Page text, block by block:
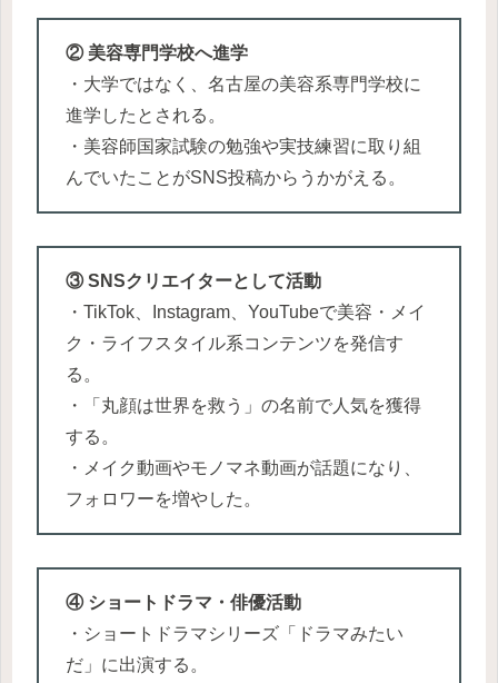
② 美容専門学校へ進学
・大学ではなく、名古屋の美容系専門学校に
進学したとされる。
・美容師国家試験の勉強や実技練習に取り組
んでいたことがSNS投稿からうかがえる。
③ SNSクリエイターとして活動
・TikTok、Instagram、YouTubeで美容・メイ
ク・ライフスタイル系コンテンツを発信す
る。
・「丸顔は世界を救う」の名前で人気を獲得
する。
・メイク動画やモノマネ動画が話題になり、
フォロワーを増やした。
④ ショートドラマ・俳優活動
・ショートドラマシリーズ「ドラマみたい
だ」に出演する。